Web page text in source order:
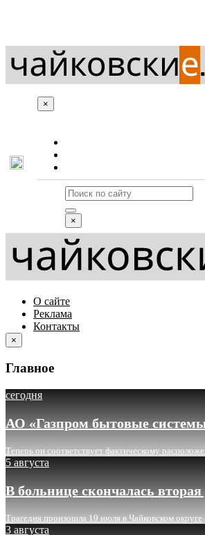
×
×
О сайте
Реклама
Контакты
×
Главное
сегодня
АО «Газпром бытовые
Теперь он соответствует фактическому
5 августа
В больнице скончалась
Трагедия произошла 19 июля в Чайковском округе
3 августа